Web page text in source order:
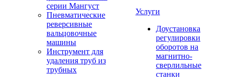
серии Мангуст
Пневматические
реверсивные
вальцовочные
машины
Инструмент для
удаления труб из
трубных
Услуги
Доустановка
регулировки
оборотов на
магнитно-
сверлильные
станки